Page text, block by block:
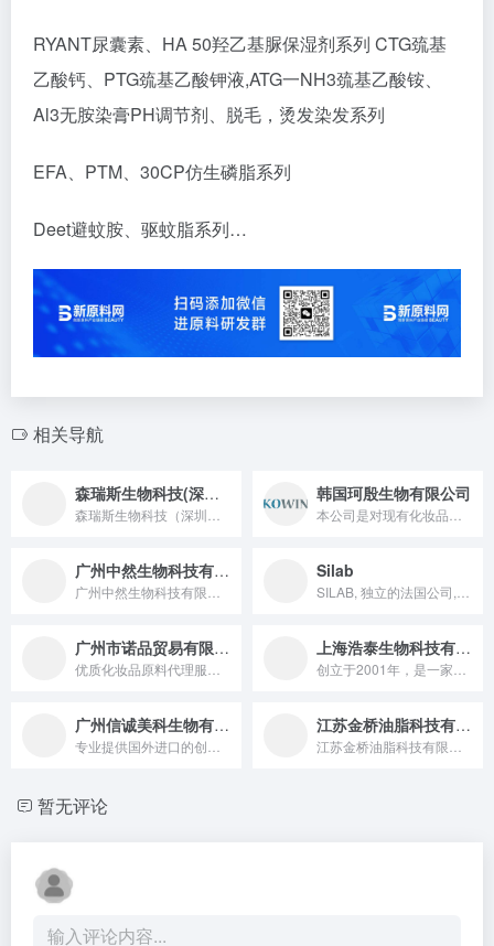
RYANT尿囊素、HA 50羟乙基脲保湿剂系列 CTG巯基
乙酸钙、PTG巯基乙酸钾液,ATG一NH3巯基乙酸铵、
Al3无胺染膏PH调节剂、脱毛，烫发染发系列
EFA、PTM、30CP仿生磷脂系列
Deet避蚊胺、驱蚊脂系列…
相关导航
森瑞斯生物科技(深圳)有限公司 韩国珂殷生物有限公司
广州中然生物科技有限公司 Silab
广州市诺品贸易有限公司 上海浩泰生物科技有限公司
广州信诚美科生物有限公司 江苏金桥油脂科技有限公司
暂无评论